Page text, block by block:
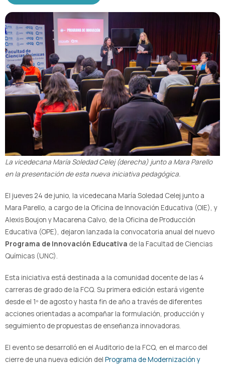
La vicedecana María Soledad Celej (derecha) junto a Mara Parello
en la presentación de esta nueva iniciativa pedagógica.
El jueves 24 de junio, la vicedecana María Soledad Celej junto a
Mara Parello, a cargo de la Oficina de Innovación Educativa (OIE), y
Alexis Boujon y Macarena Calvo, de la Oficina de Producción
Educativa (OPE), dejaron lanzada la convocatoria anual del nuevo
Programa de Innovación Educativa de la Facultad de Ciencias
Químicas (UNC).
Esta iniciativa está destinada a la comunidad docente de las 4
carreras de grado de la FCQ. Su primera edición estará vigente
desde el 1º de agosto y hasta fin de año a través de diferentes
acciones orientadas a acompañar la formulación, producción y
seguimiento de propuestas de enseñanza innovadoras.
El evento se desarrolló en el Auditorio de la FCQ, en el marco del
cierre de una nueva edición del Programa de Modernización y